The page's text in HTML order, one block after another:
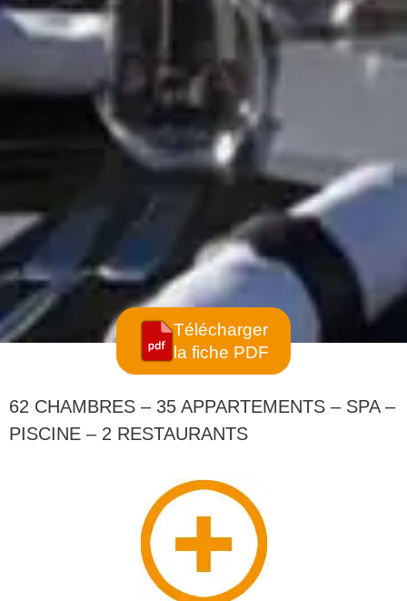
Télécharger
la fiche PDF
62 CHAMBRES – 35 APPARTEMENTS – SPA –
PISCINE – 2 RESTAURANTS